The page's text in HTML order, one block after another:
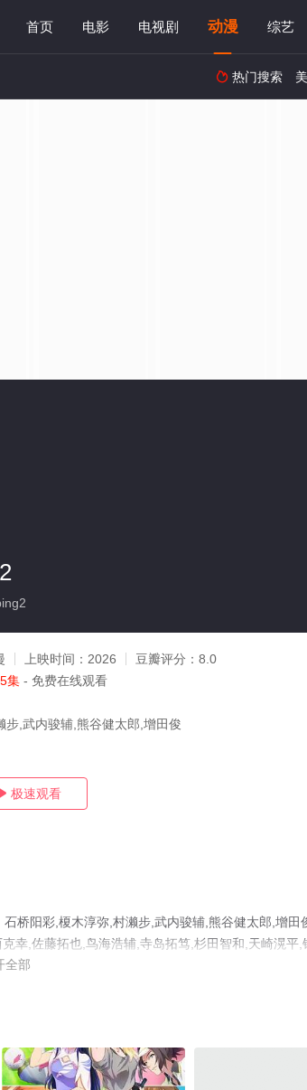
首页 电影 电视剧 动漫 综艺
 热门搜索
上映时间： 2026 豆瓣评分： 8.0
集 - 免费在线观看
步,武内骏辅,熊谷健太郎,增田俊
极速观看
桥阳彩,榎木淳弥,村濑步,武内骏辅,熊谷健太郎,增田
幸,佐藤拓也,鸟海浩辅,寺岛拓笃,杉田智和,天崎滉平,
,白熊宽嗣等明星演员精彩演绎的日本动漫，手机免
全部